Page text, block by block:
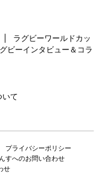
ラグビーワールドカッ
ビーインタビュー＆コラ
いて
プライバシーポリシー
すへのお問い合わせ
せ